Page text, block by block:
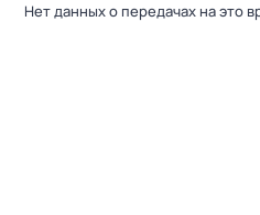
Нет данных о передачах на это